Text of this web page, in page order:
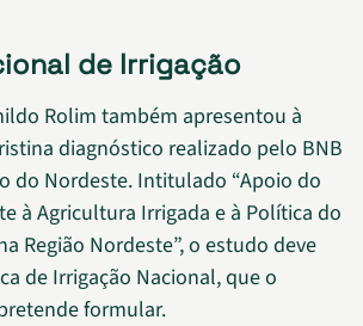
de Irrigação
Rolim também apresentou à
diagnóstico realizado pelo BNB
do Nordeste. Intitulado “Apoio do
à Agricultura Irrigada e à Política do
Região Nordeste”, o estudo deve
de Irrigação Nacional, que o
formular.